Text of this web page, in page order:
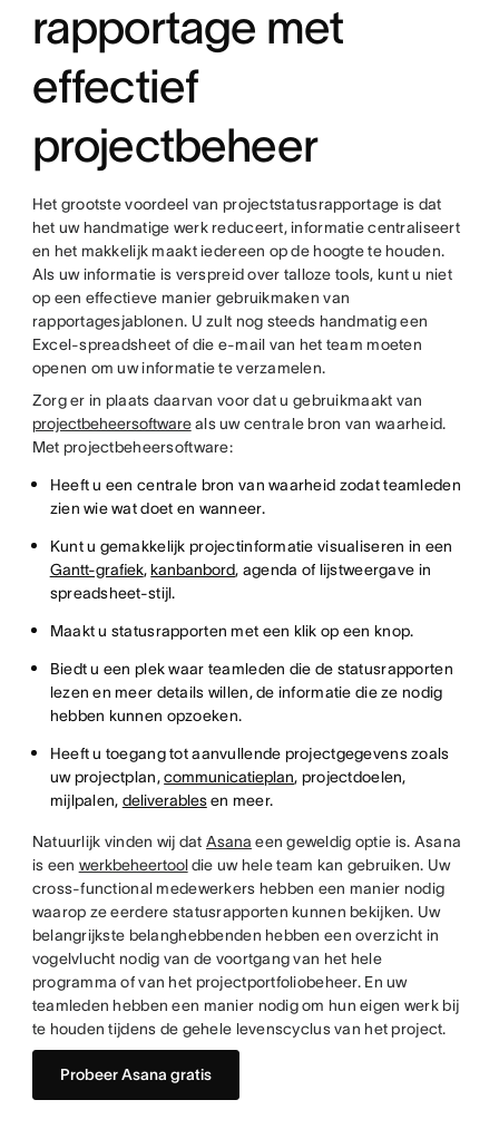
rapportage met
effectief
projectbeheer
Het grootste voordeel van projectstatusrapportage is dat
het uw handmatige werk reduceert, informatie centraliseert
en het makkelijk maakt iedereen op de hoogte te houden.
Als uw informatie is verspreid over talloze tools, kunt u niet
op een effectieve manier gebruikmaken van
rapportagesjablonen. U zult nog steeds handmatig een
Excel-spreadsheet of die e-mail van het team moeten
openen om uw informatie te verzamelen.
Zorg er in plaats daarvan voor dat u gebruikmaakt van
projectbeheersoftwareals uw centrale bron van waarheid.
Met projectbeheersoftware:
Heeft u een centrale bron van waarheid zodat teamleden
zien wie wat doet en wanneer.
Kunt u gemakkelijk projectinformatie visualiseren in een
Gantt-grafiek,kanbanbord, agenda of lijstweergave in
spreadsheet-stijl.
Maakt u statusrapporten met een klik op een knop.
Biedt u een plek waar teamleden die de statusrapporten
lezen en meer details willen, de informatie die ze nodig
hebben kunnen opzoeken.
Heeft u toegang tot aanvullende projectgegevens zoals
uw projectplan,communicatieplan, projectdoelen,
mijlpalen, deliverablesen meer.
Natuurlijk vinden wij dat Asana een geweldig optie is. Asana
is een werkbeheertooldie uw hele team kan gebruiken. Uw
cross-functional medewerkers hebben een manier nodig
waarop ze eerdere statusrapporten kunnen bekijken. Uw
belangrijkste belanghebbenden hebben een overzicht in
vogelvlucht nodig van de voortgang van het hele
programma of van het projectportfoliobeheer. En uw
teamleden hebben een manier nodig om hun eigen werk bij
te houden tijdens de gehele levenscyclus van het project.
Probeer Asana gratis